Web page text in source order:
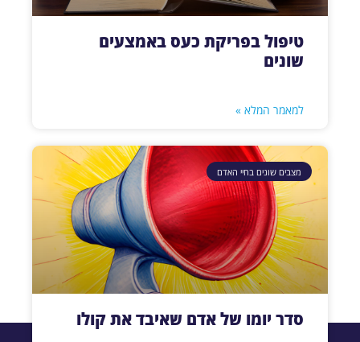
טיפול בפריקת כעס באמצעים
שונים
למאמר המלא »
מצבים שונים בחיי האדם
סדר יומו של אדם שאיבד את קולו